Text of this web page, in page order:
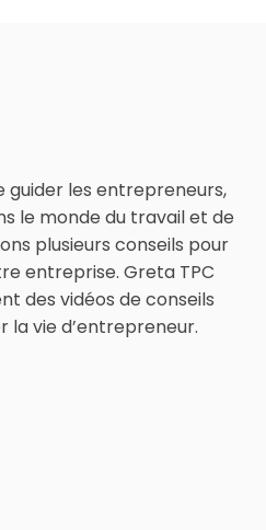
guider les entrepreneurs,
le monde du travail et de
plusieurs conseils pour
entreprise. Greta TPC
des vidéos de conseils
la vie d’entrepreneur.